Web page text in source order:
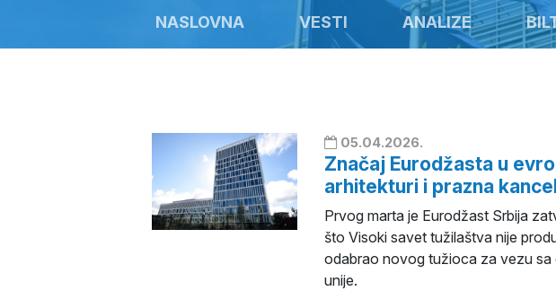
NASLOVNA VESTI ANALIZE
05.04.2026.
Značaj Eurodžasta u
arhitekturi i prazna
Prvog marta je Eurodžast Srbija
što Visoki savet tužilaštva nije
odabrao novog tužioca za vezu
unije.